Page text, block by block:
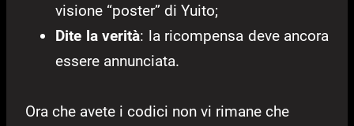
visione “poster” di Yuito;
Dite la verità: la ricompensa deve ancora
essere annunciata.
Ora che avete i codici non vi rimane che